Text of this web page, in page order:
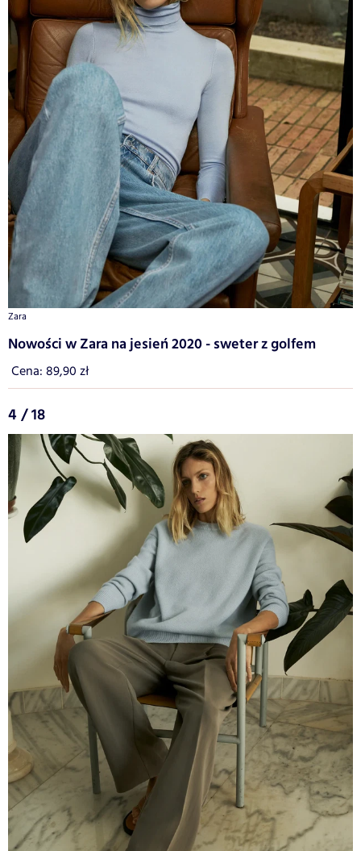
Zara
Nowości w Zara na jesień 2020 - sweter z golfem
Cena: 89,90 zł
4 / 18